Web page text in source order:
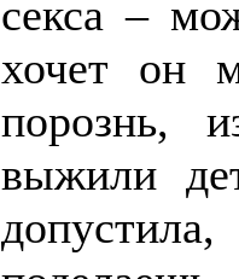
секса –
хочет он
порознь,
выжили